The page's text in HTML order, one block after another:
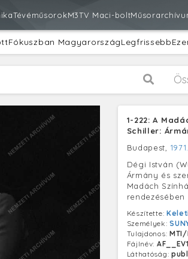
TévéműsorokM3TV Maci-bolt
Fókuszban MagyarországLegfrissebb
1-222: A
Schiller:
Budapest,
Dégi István
Ármány és
Madách
rendezésében
Készítette:
Személyek:
Tulajdonos: MTI/
Fájlnév:
Láthatóság: